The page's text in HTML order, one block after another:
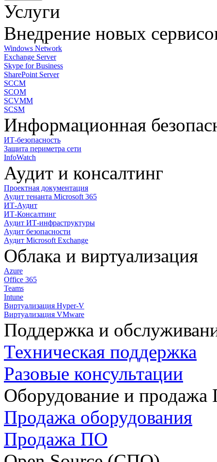
Услуги
Внедрение новых
Windows Network
Exchange Server
Skype for Business
SharePoint Server
SCCM
SCOM
SCVMM
SCSM
Информационная
ИТ-безопасность
Защита периметра сети
InfoWatch
Аудит и консалтинг
Проектная документация
Аудит тенанта Microsoft 365
ИТ-Аудит
ИТ-Консалтинг
Аудит ИТ-инфраструктуры
Аудит безопасности
Аудит Microsoft Exchange
Облака и виртуализация
Azure
Office 365
Teams
Intune
Виртуализация Hyper-V
Виртуализация VMware
Поддержка и
Техническая поддержка
Разовые консультации
Оборудование и
Продажа оборудования
Продажа ПО